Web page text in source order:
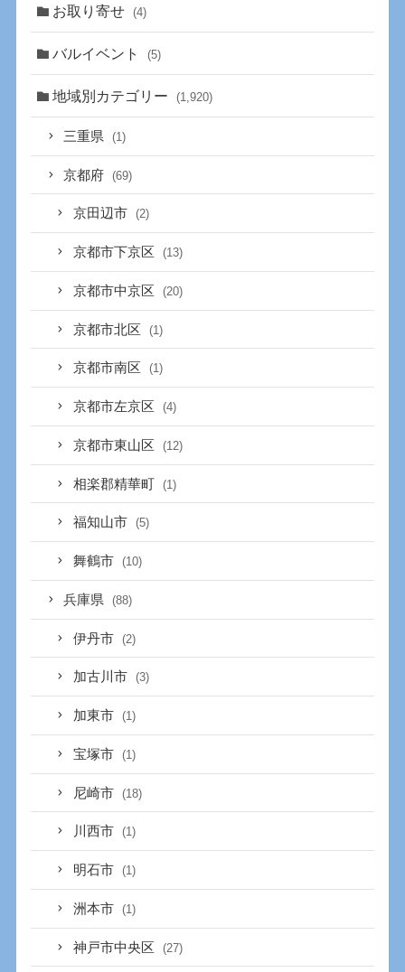
お取り寄せ (4)
バルイベント (5)
地域別カテゴリー (1,920)
三重県 (1)
京都府 (69)
京田辺市 (2)
京都市下京区 (13)
京都市中京区 (20)
京都市北区 (1)
京都市南区 (1)
京都市左京区 (4)
京都市東山区 (12)
相楽郡精華町 (1)
福知山市 (5)
舞鶴市 (10)
兵庫県 (88)
伊丹市 (2)
加古川市 (3)
加東市 (1)
宝塚市 (1)
尼崎市 (18)
川西市 (1)
明石市 (1)
洲本市 (1)
神戸市中央区 (27)